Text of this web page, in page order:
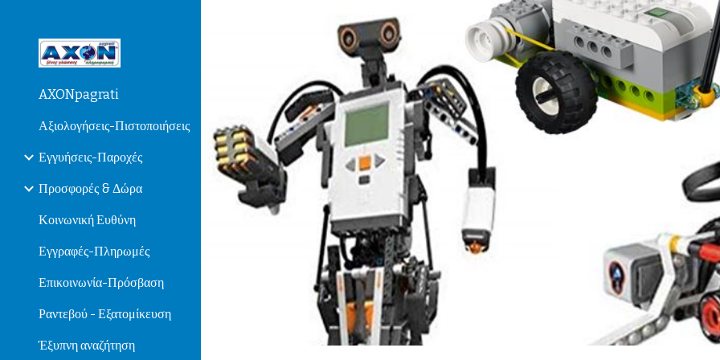
Skip to main content Skip to
AXONpagrati
Αξιολογήσεις-Πιστοποιήσεις
Εγγυήσεις-Παροχές
Προσφορές & Δώρα
Κοινωνική Ευθύνη
Εγγραφές-Πληρωμές
Επικοινωνία-Πρόσβαση
Ραντεβού - Εξατομίκευση
Έξυπνη αναζήτηση